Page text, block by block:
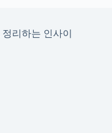
리하는 인사이